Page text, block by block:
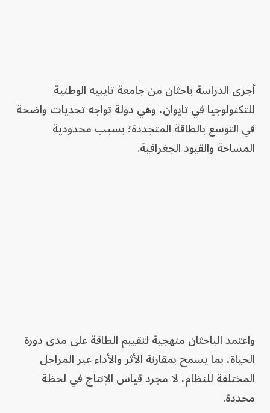
أجرى الدراسة باحثان من جامعة تايبيه الوطنية
للتكنولوجيا في تايوان، وهي دولة تواجه تحديات واضحة
في التوسع بالطاقة المتجددة؛ بسبب محدودية
المساحة والقيود الجغرافية.
واعتمد الباحثان منهجية لتقييم الطاقة على مدى دورة
الحياة، بما يسمح بمقارنة الأثر والأداء عبر المراحل
المختلفة للنظام، لا مجرد قياس الإنتاج في لحظة
محددة.